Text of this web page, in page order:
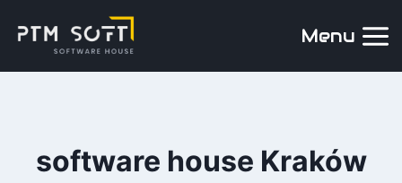
Menu
software house Kraków